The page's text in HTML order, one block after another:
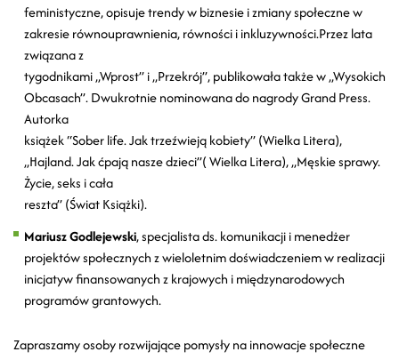
feministyczne, opisuje trendy w biznesie i zmiany społeczne w
zakresie równouprawnienia, równości i inkluzywności.Przez lata
związana z
tygodnikami „Wprost” i „Przekrój”, publikowała także w „Wysokich
Obcasach”. Dwukrotnie nominowana do nagrody Grand Press.
Autorka
książek “Sober life. Jak trzeźwieją kobiety” (Wielka Litera),
„Hajland. Jak ćpają nasze dzieci”( Wielka Litera), „Męskie sprawy.
Życie, seks i cała
reszta” (Świat Książki).
Mariusz Godlejewski, specjalista ds. komunikacji i menedżer
projektów społecznych z wieloletnim doświadczeniem w realizacji
inicjatyw finansowanych z krajowych i międzynarodowych
programów grantowych.
Zapraszamy osoby rozwijające pomysły na innowacje społeczne